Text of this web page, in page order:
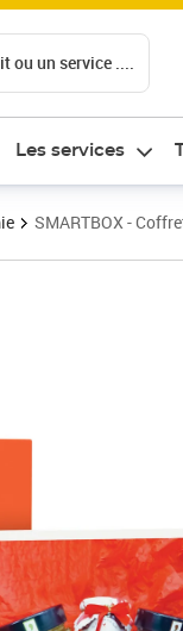
ou un service ....
Les services
SMARTBOX -